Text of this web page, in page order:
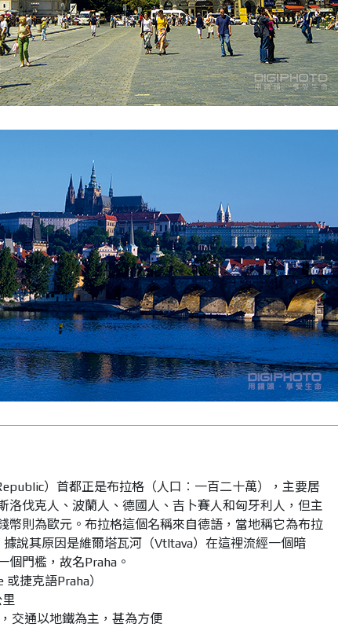
）首都正是布拉格（人口︰一百二十萬），主要居
洛伐克人、波蘭人、德國人、吉卜賽人和匈牙利人，但主
幣則為歐元。布拉格這個名稱來自德語，當地稱它為布拉
據說其原因是維爾塔瓦河（Vtltava）在這裡流經一個暗
個門檻，故名Praha。
或捷克語Praha）
交通以地鐵為主， 甚為方便